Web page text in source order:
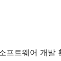
프트웨어 개발